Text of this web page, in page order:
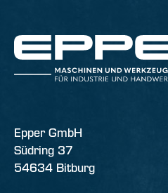
Epper GmbH
Südring 37
54634 Bitburg